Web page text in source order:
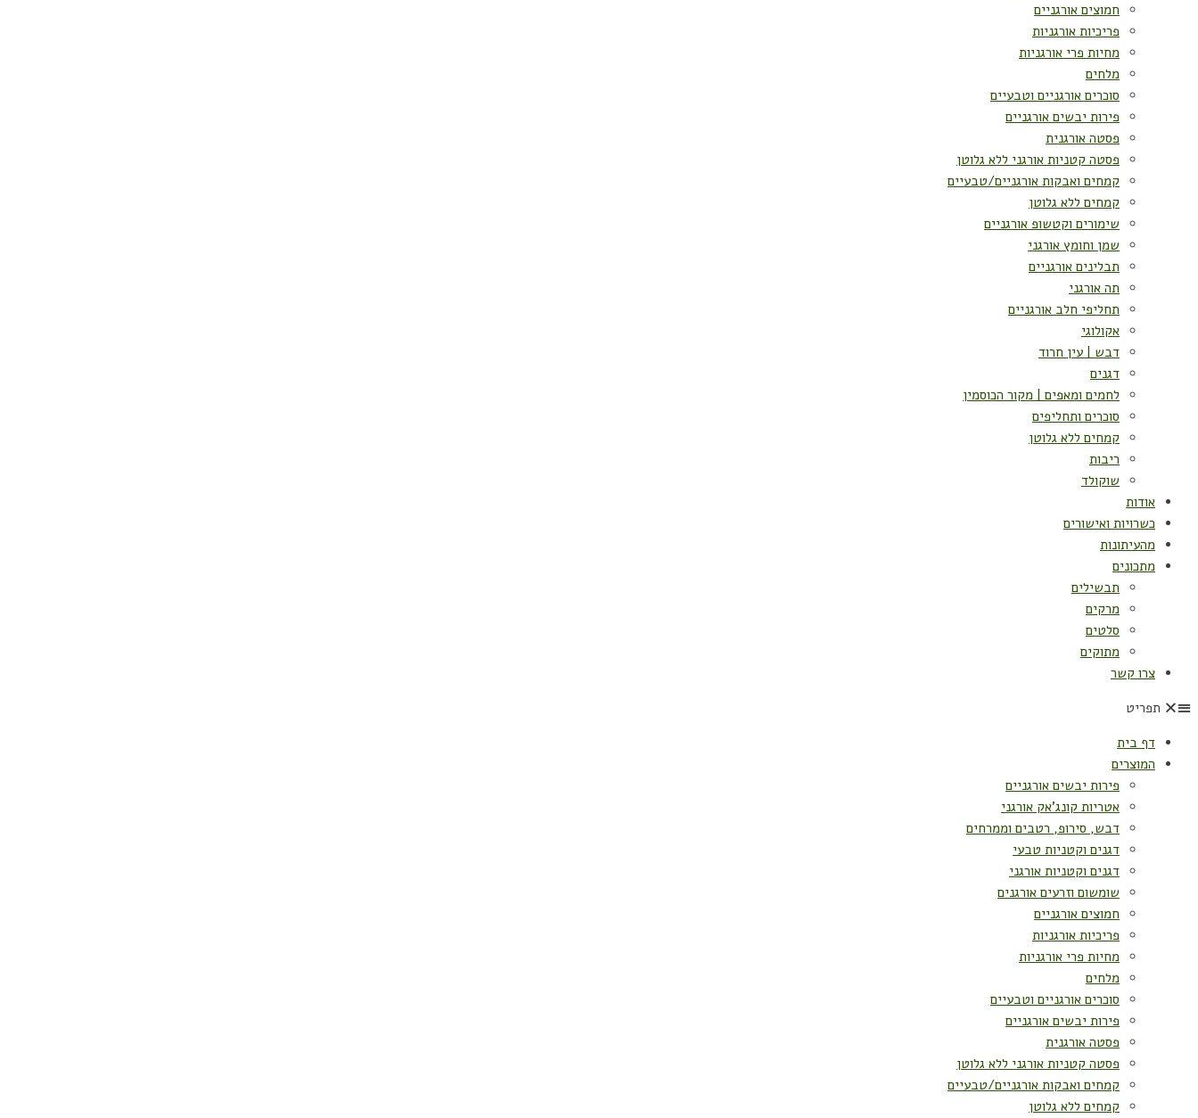
חמוצים אורגניים
פריכיות אורגניות
מחיות פרי אורגניות
מלחים
סוכרים אורגניים וטבעיים
פירות יבשים אורגניים
פסטה אורגנית
פסטה קטניות אורגני ללא גלוטן
קמחים ואבקות אורגניים/טבעיים
קמחים ללא גלוטן
שימורים וקטשופ אורגניים
שמן וחומץ אורגני
תבלינים אורגניים
תה אורגני
תחליפי חלב אורגניים
אקולוגי
דבש | עין חרוד
דגנים
לחמים ומאפים | מקור הכוסמין
סוכרים ותחליפים
קמחים ללא גלוטן
ריבות
שוקולד
אודות
כשרויות ואישורים
מהעיתונות
מתכונים
תבשילים
מרקים
סלטים
מתוקים
צרו קשר
תפריט
דף בית
המוצרים
פירות יבשים אורגניים
אטריות קונג'אק אורגני
דבש, סירופ, רטבים וממרחים
דגנים וקטניות טבעי
דגנים וקטניות אורגני
שומשום וזרעים אורגנים
חמוצים אורגניים
פריכיות אורגניות
מחיות פרי אורגניות
מלחים
סוכרים אורגניים וטבעיים
פירות יבשים אורגניים
פסטה אורגנית
פסטה קטניות אורגני ללא גלוטן
קמחים ואבקות אורגניים/טבעיים
קמחים ללא גלוטן